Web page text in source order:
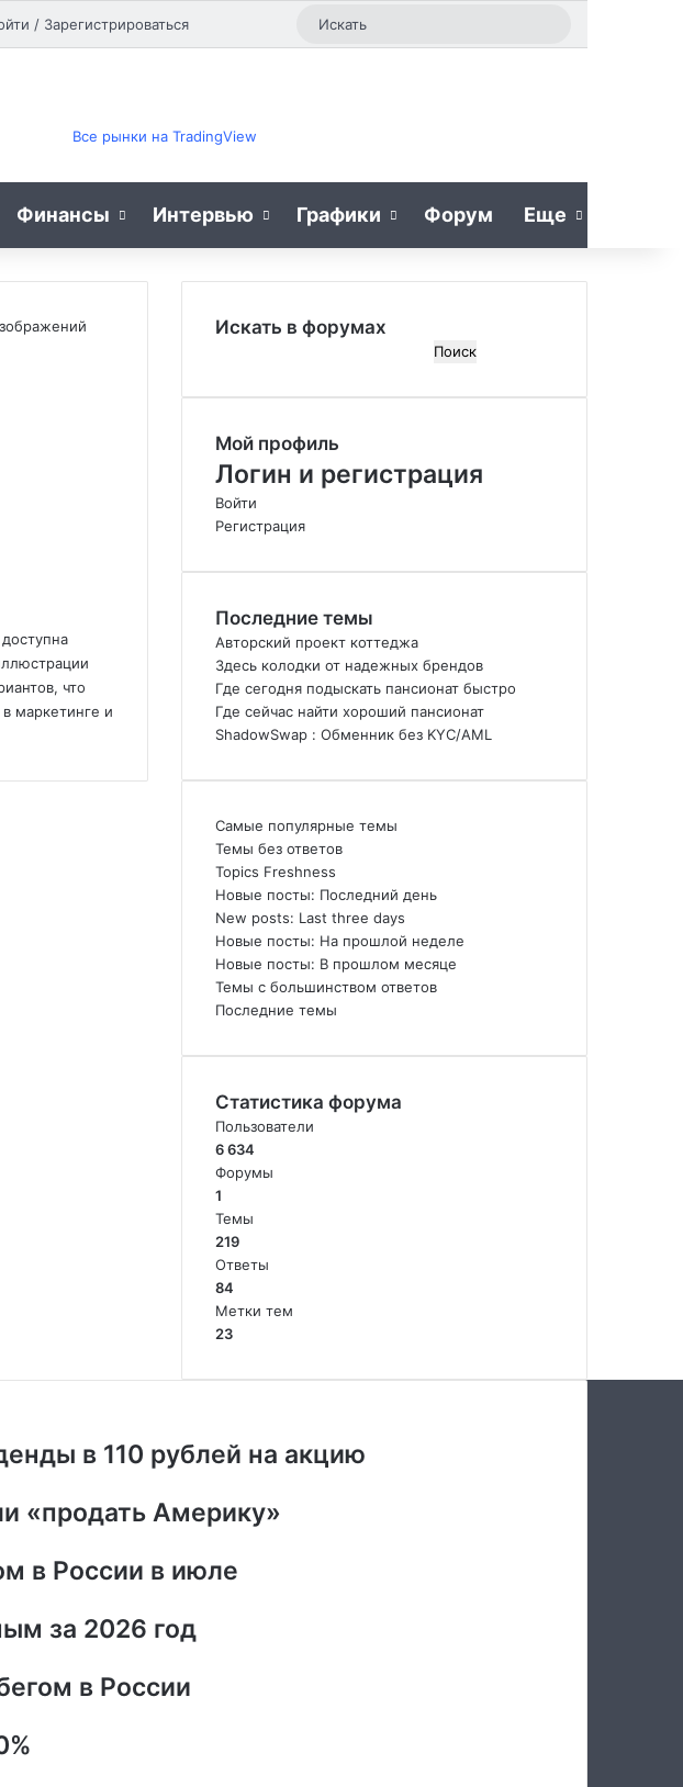
/ Зарегистрироваться Случайная статья
Switch skin
Все рынки на TradingView
Финансы Интервью Графики Форум Еще
что
маркетинге и
Искать в форумах
и
к
:
Мой профиль
Логин и регистрация
Войти
Регистрация
Последние темы
Авторский проект коттеджа
Здесь колодки от надежных брендов
Где сегодня подыскать пансионат быстро
Где сейчас найти хороший пансионат
ShadowSwap : Обменник без KYC/AML
Самые популярные темы
Темы без ответов
Topics Freshness
Новые посты: Последний день
New posts: Last three days
Новые посты: На прошлой неделе
Новые посты: В прошлом месяце
Темы с большинством ответов
Последние темы
Статистика форума
Пользователи
6 634
Форумы
1
Темы
219
Ответы
84
Метки тем
23
в 110 рублей на акцию
«продать Америку»
в России в июле
за 2026 год
в России